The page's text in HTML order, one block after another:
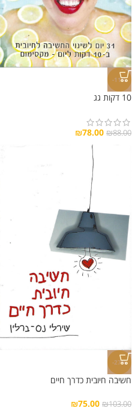
-11%
10 דקות גג
₪88.00
₪78.00
-27%
חשיבה חיובית כדרך חיים
₪103.00
₪75.00